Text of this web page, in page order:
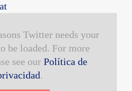
Twitter needs your
be loaded. For more
see our Política de
.